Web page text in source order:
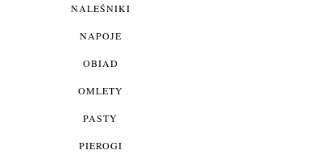
NALEŚNIKI
NAPOJE
OBIAD
OMLETY
PASTY
PIEROGI